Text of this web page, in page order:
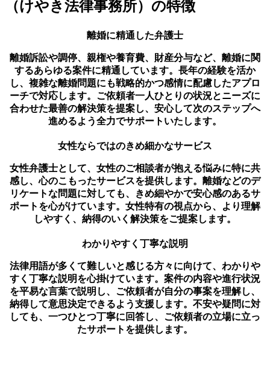
（けやき法律事務所）の特徴
離婚に精通した弁護士
離婚訴訟や調停、親権や養育費、財産分与など、離婚に関
するあらゆる案件に精通しています。長年の経験を活か
し、複雑な離婚問題にも戦略的かつ感情に配慮したアプロ
ーチで対応します。ご依頼者一人ひとりの状況とニーズに
合わせた最善の解決策を提案し、安心して次のステップへ
進めるよう全力でサポートいたします。
女性ならではのきめ細かなサービス
女性弁護士として、女性のご相談者が抱える悩みに特に共
感し、心のこもったサービスを提供します。離婚などのデ
リケートな問題に対しても、きめ細やかで安心感のあるサ
ポートを心がけています。女性特有の視点から、より理解
しやすく、納得のいく解決策をご提案します。
わかりやすく丁寧な説明
法律用語が多くて難しいと感じる方々に向けて、わかりや
すく丁寧な説明を心掛けています。案件の内容や進行状況
を平易な言葉で説明し、ご依頼者が自分の事案を理解し、
納得して意思決定できるよう支援します。不安や疑問に対
しても、一つひとつ丁寧に回答し、ご依頼者の立場に立っ
たサポートを提供します。